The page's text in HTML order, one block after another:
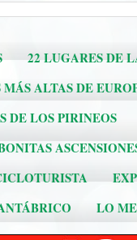
22 LUGARES DE
ALTAS DE
DE LOS PIRINEOS
LO